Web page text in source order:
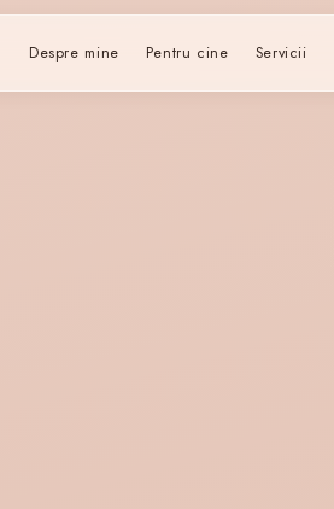
Despre mine Pentru cine Servicii